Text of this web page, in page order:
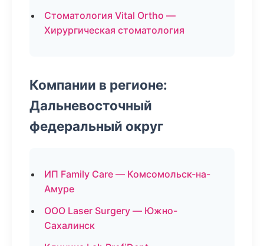
Стоматология Vital Ortho —
Хирургическая стоматология
Компании в регионе:
Дальневосточный
федеральный округ
ИП Family Care — Комсомольск-на-
Амуре
ООО Laser Surgery — Южно-
Сахалинск